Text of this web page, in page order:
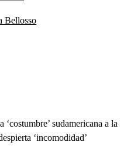
Bellosso
sudamericana a la
‘incomodidad’